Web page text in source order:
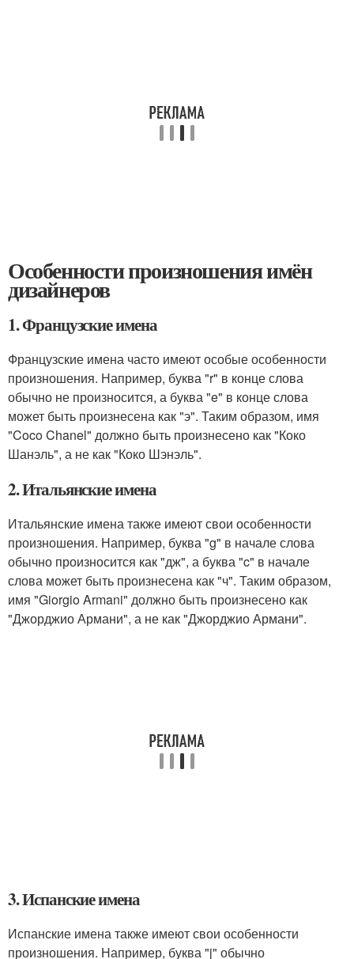
Особенности произношения имён
дизайнеров
1. Французские имена
Французские имена часто имеют особые особенности
произношения. Например, буква "r" в конце слова
обычно не произносится, а буква "e" в конце слова
может быть произнесена как "э". Таким образом, имя
"Coco Chanel" должно быть произнесено как "Коко
Шанэль", а не как "Коко Шэнэль".
2. Итальянские имена
Итальянские имена также имеют свои особенности
произношения. Например, буква "g" в начале слова
обычно произносится как "дж", а буква "c" в начале
слова может быть произнесена как "ч". Таким образом,
имя "Giorgio Armani" должно быть произнесено как
"Джорджио Армани", а не как "Джорджио Армани".
3. Испанские имена
Испанские имена также имеют свои особенности
произношения. Например, буква "j" обычно